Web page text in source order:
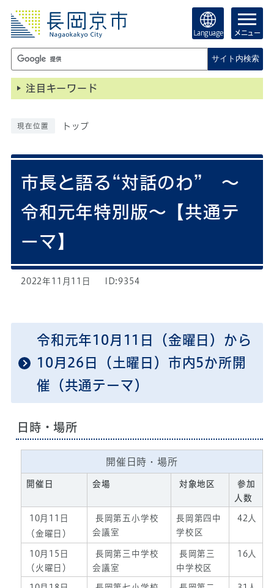
Language メニュー
サイト内検索
注目キーワード
現在位置 トップ
市長と語る“対話のわ” ～
令和元年特別版～【共通テ
ーマ】
2022年11月11日 ID:9354
令和元年10月11日（金曜日）から
10月26日（土曜日）市内5か所開
催（共通テーマ）
日時・場所
開催日時・場所
開催日 会場 対象地区
参加
人数
10月11日
（金曜日）
長岡第五小学校
会議室
長岡第四中
学校区
42人
10月15日
（火曜日）
長岡第三中学校
会議室
長岡第三
中学校区
16人